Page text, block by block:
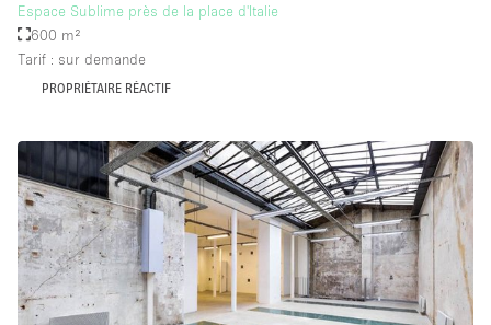
Espace Sublime près de la place d'Italie
600 m²
Tarif : sur demande
PROPRIÉTAIRE RÉACTIF